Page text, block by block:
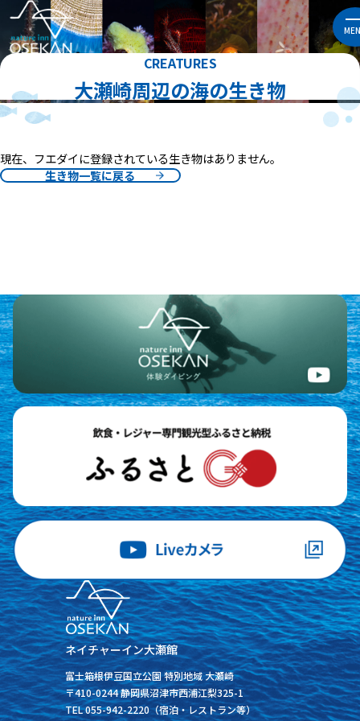
CREATURES
大瀬崎周辺の海の生き物
現在、フエダイに登録されている生き物はありません。
生き物一覧に戻る
ネイチャーイン大瀬館
富士箱根伊豆国立公園 特別地域 大瀬崎
〒410-0244 静岡県沼津市西浦江梨325-1
TEL 055-942-2220（宿泊・レストラン等）